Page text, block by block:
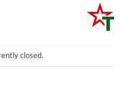
closed.